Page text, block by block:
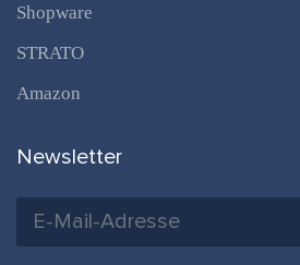
Shopware
STRATO
Amazon
Newsletter